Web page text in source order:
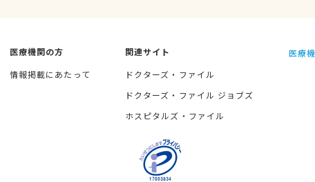
医療機関の方
情報掲載にあたって
関連サイト
ドクターズ・ファイル
ドクターズ・ファイル ジョブズ
ホスピタルズ・ファイル
医療